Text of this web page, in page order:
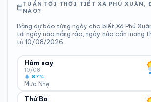
TUẦN TỚI THỜI TIẾT XÃ PHÚ XUÂN,
NÀO?
Bảng dự báo từng ngày cho biết Xã Phú
tới ngày nào nắng ráo, ngày nào cần mang
từ 10/08/2026.
Hôm nay
10/08
Mưa Nhẹ
87%
ĐỘ ẨM
Thứ Ba